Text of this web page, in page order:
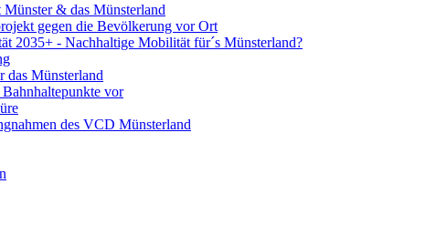
& das Münsterland
gegen die Bevölkerung vor Ort
2035+ - Nachhaltige Mobilität für´s Münsterland?
Münsterland
vor
des VCD Münsterland